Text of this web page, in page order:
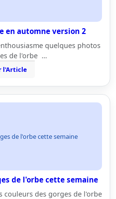
en automne version 2
quelques photos
de l'orbe …
l'Article
de l'orbe cette semaine
de l'orbe cette semaine
couleurs des gorges de l'orbe